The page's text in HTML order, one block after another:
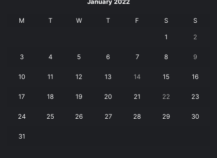
January 2022
M T W T F S S
1 2
3 4 5 6 7 8 9
10 11 12 13 14 15 16
17 18 19 20 21 22 23
24 25 26 27 28 29 30
31